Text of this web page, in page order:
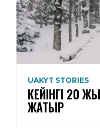
UAKYT STORIES
КЕЙІНГІ 20
ЖАТЫР